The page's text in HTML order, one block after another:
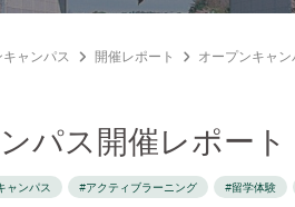
キャンパス 開催レポート オープンキャン
パス開催レポート
ャンパス #アクティブラーニング #留学体験